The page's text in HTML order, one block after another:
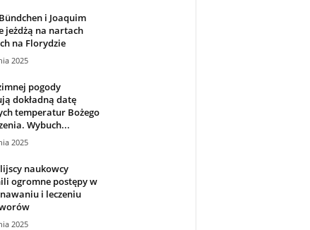
i Joaquim
jeżdżą na nartach
na Florydzie
2025
pogody
dokładną datę
temperatur Bożego
Wybuch...
2025
naukowcy
ogromne postępy w
i leczeniu
2025